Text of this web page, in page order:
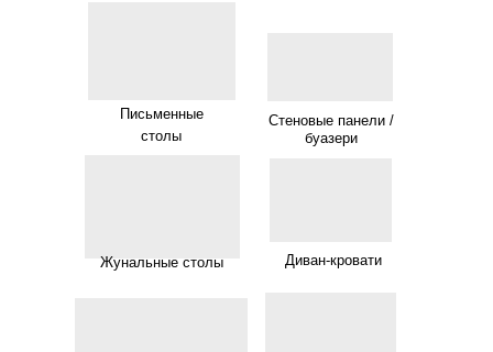
Диван-кровати
Жунальные столы
Стеновые панели /
буазери
Письменные
столы